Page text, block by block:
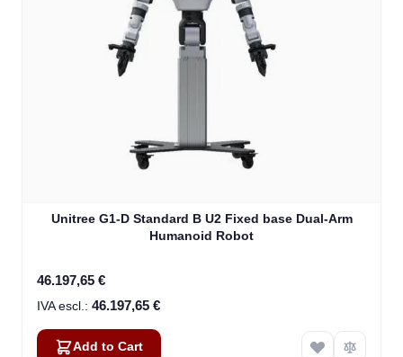
Unitree G1-D Standard B U2 Fixed base Dual-Arm
Humanoid Robot
46.197,65 €
46.197,65 €
Add to Cart